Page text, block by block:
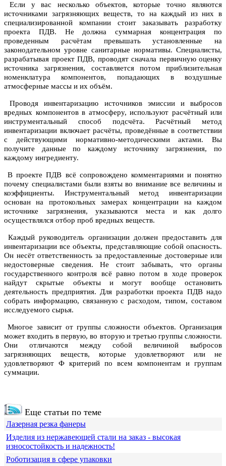
Если у вас несколько объектов, которые точно являются
источниками загрязняющих веществ, то на каждый из них в
специализированной компании стоит заказывать разработку
проекта ПДВ. Не должна суммарная концентрация по
проведенным расчётам превышать установленные на
законодательном уровне санитарные нормативы. Специалисты,
разрабатывая проект ПДВ, проводят сначала первичную оценку
источника загрязнения, составляется потом приблизительная
номенклатура компонентов, попадающих в воздушные
атмосферные массы и их объём.
Проводя инвентаризацию источников эмиссии и выбросов
вредных компонентов в атмосферу, используют расчётный или
инструментальный способ подсчёта. Расчётный метод
инвентаризации включает расчёты, проведённые в соответствии
с действующими нормативно-методическими актами. Вы
получите данные по каждому источнику загрязнения, по
каждому ингредиенту.
В проекте ПДВ всё сопровождено комментариями и понятно
почему специалистами были взяты во внимание все величины и
коэффициенты. Инструментальный метод инвентаризации
основан на протокольных замерах концентрации на каждом
источнике загрязнения, указываются места и как долго
осуществлялся отбор проб вредных веществ.
Каждый руководитель организации должен предоставить для
инвентаризации все объекты, представляющие собой опасность.
Он несёт ответственность за предоставленные достоверные или
недостоверные сведения. Не стоит забывать, что органы
государственного контроля всё равно потом в ходе проверок
найдут скрытые объекты и могут вообще остановить
деятельность предприятия. Для разработки проекта ПДВ надо
собрать информацию, связанную с расходом, типом, составом
исследуемого сырья.
Многое зависит от группы сложности объектов. Организация
может входить в первую, во вторую и третью группы сложности.
Они отличаются между собой величиной выбросов
загрязняющих веществ, которые удовлетворяют или не
удовлетворяют Ф критерий по всем компонентам и группам
суммации.
Еще статьи по теме
Лазерная резка фанеры
Изделия из нержавеющей стали на заказ - высокая
износостойкость и надежность!
Роботизация в сфере упаковки